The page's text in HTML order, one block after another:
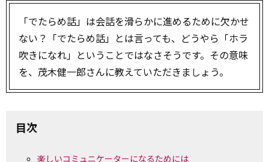
「でたらめ話」は会話を滑らかに進めるために欠かせ
ない？「でたらめ話」とは言っても、どうやら「ホラ
吹きになれ」ということではなさそうです。その意味
を、茂木健一郎さんに教えていただきましょう。
目次
楽しいコミュニケーターになるためには